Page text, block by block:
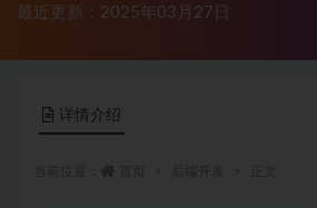
最近更新：2025年03月27日
详情介绍